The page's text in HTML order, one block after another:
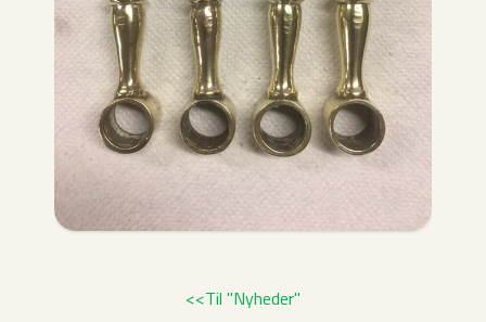
<<Til "Nyheder"